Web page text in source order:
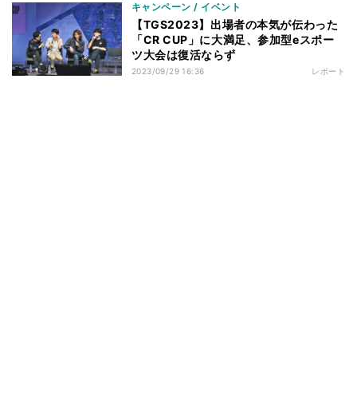
キャンペーン / イベント
【TGS2023】出場者の本気が伝わった
「CR CUP」に大満足、参加型eスポー
ツ大会は復活ならず
2023/09/29 16:36 レポート